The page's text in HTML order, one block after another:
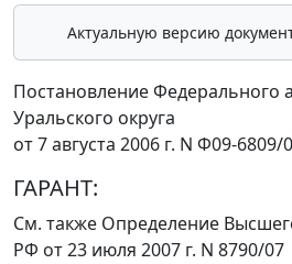
Актуальную версию
Постановление Федерального
Уральского округа
от 7 августа 2006 г. N Ф09-6809/
ГАРАНТ:
См. также Определение
РФ от 23 июля 2007 г. N 8790/07